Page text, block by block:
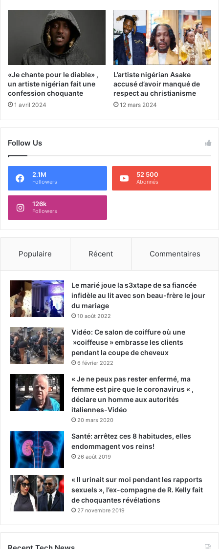
«Je chante pour le diable» ,
un artiste nigérian fait une
confession choquante
1 avril 2024
L’artiste nigérian Asake
accusé d’avoir manqué de
respect au christianisme
12 mars 2024
Follow Us
2.1M
Followers
52 500
Abonnés
126k
Followers
Populaire Récent Commentaires
Le marié joue la s3xtape de sa fiancée
infidèle au lit avec son beau-frère le jour
du mariage
10 août 2022
Vidéo: Ce salon de coiffure où une
»coiffeuse » embrasse les clients
pendant la coupe de cheveux
6 février 2022
« Je ne peux pas rester enfermé, ma
femme est pire que le coronavirus « ,
déclare un homme aux autorités
italiennes-Vidéo
20 mars 2020
Santé: arrêtez ces 8 habitudes, elles
endommagent vos reins!
26 août 2019
« Il urinait sur moi pendant les rapports
sexuels », l’ex-compagne de R. Kelly fait
de choquantes révélations
27 novembre 2019